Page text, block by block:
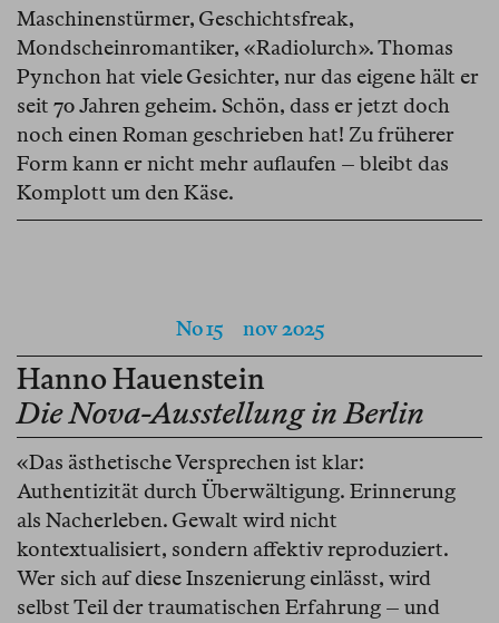
Maschinenstürmer, Geschichtsfreak,
Mondscheinromantiker, «Radiolurch». Thomas
Pynchon hat viele Gesichter, nur das eigene hält er
seit 70 Jahren geheim. Schön, dass er jetzt doch
noch einen Roman geschrieben hat! Zu früherer
Form kann er nicht mehr auflaufen – bleibt das
Komplott um den Käse.
No 15nov 2025
Hanno Hauenstein
Die Nova-Ausstellung in Berlin
«Das ästhetische Versprechen ist klar:
Authentizität durch Überwältigung. Erinnerung
als Nacherleben. Gewalt wird nicht
kontextualisiert, sondern affektiv reproduziert.
Wer sich auf diese Inszenierung einlässt, wird
selbst Teil der traumatischen Erfahrung – und